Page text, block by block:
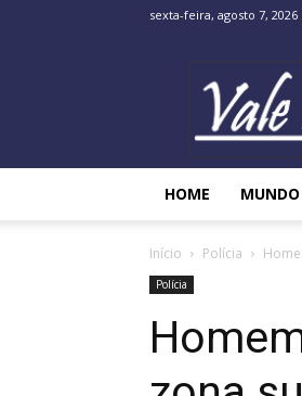
sexta-feira, agosto 7, 2026
HOME MUNDO
Início Polícia
Polícia